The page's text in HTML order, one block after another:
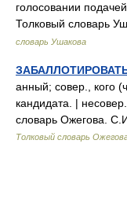
голосовании
Толковый словарь
словарь Ушакова
анный; совер., кого
кандидата. |
словарь Ожегова.
Толковый словарь